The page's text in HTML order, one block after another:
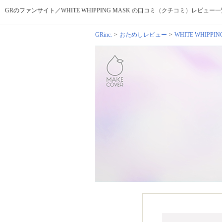
GRのファンサイト／WHITE WHIPPING MASK の口コミ（クチコミ）レビュー
GRinc. おためしレビュー WHITE